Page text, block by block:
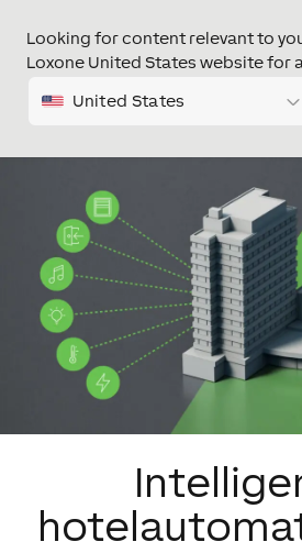
Looking for content relevant to
Loxone United States website for
United States